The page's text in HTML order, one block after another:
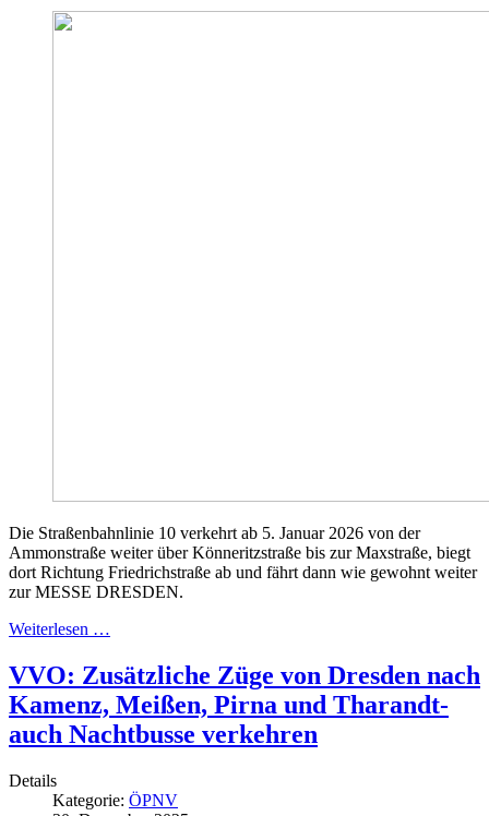
Die Straßenbahnlinie 10 verkehrt ab 5. Januar 2026 von der
Ammonstraße weiter über Könneritzstraße bis zur Maxstraße, biegt
dort Richtung Friedrichstraße ab und fährt dann wie gewohnt weiter
zur MESSE DRESDEN.
Weiterlesen …
VVO: Zusätzliche Züge von Dresden nach
Kamenz, Meißen, Pirna und Tharandt-
auch Nachtbusse verkehren
Details
Kategorie: ÖPNV